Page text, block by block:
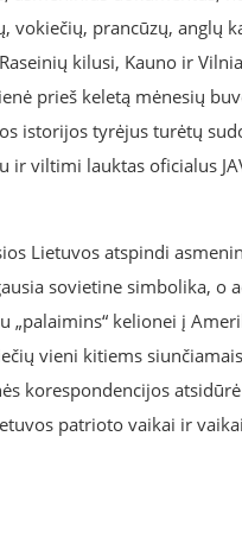
vokiečių, prancūzų, anglų
kilusi, Kauno ir
prieš keletą mėnesių
istorijos tyrėjus turėtų
ir viltimi lauktas oficialus
Lietuvos atspindi
sovietine simbolika, o
„palaimins“ kelionei į
vieni kitiems
korespondencijos
patrioto vaikai ir